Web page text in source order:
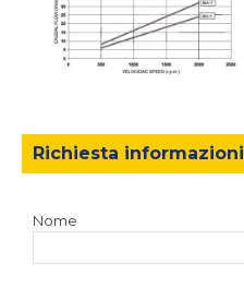
Richiesta informazioni
Nome